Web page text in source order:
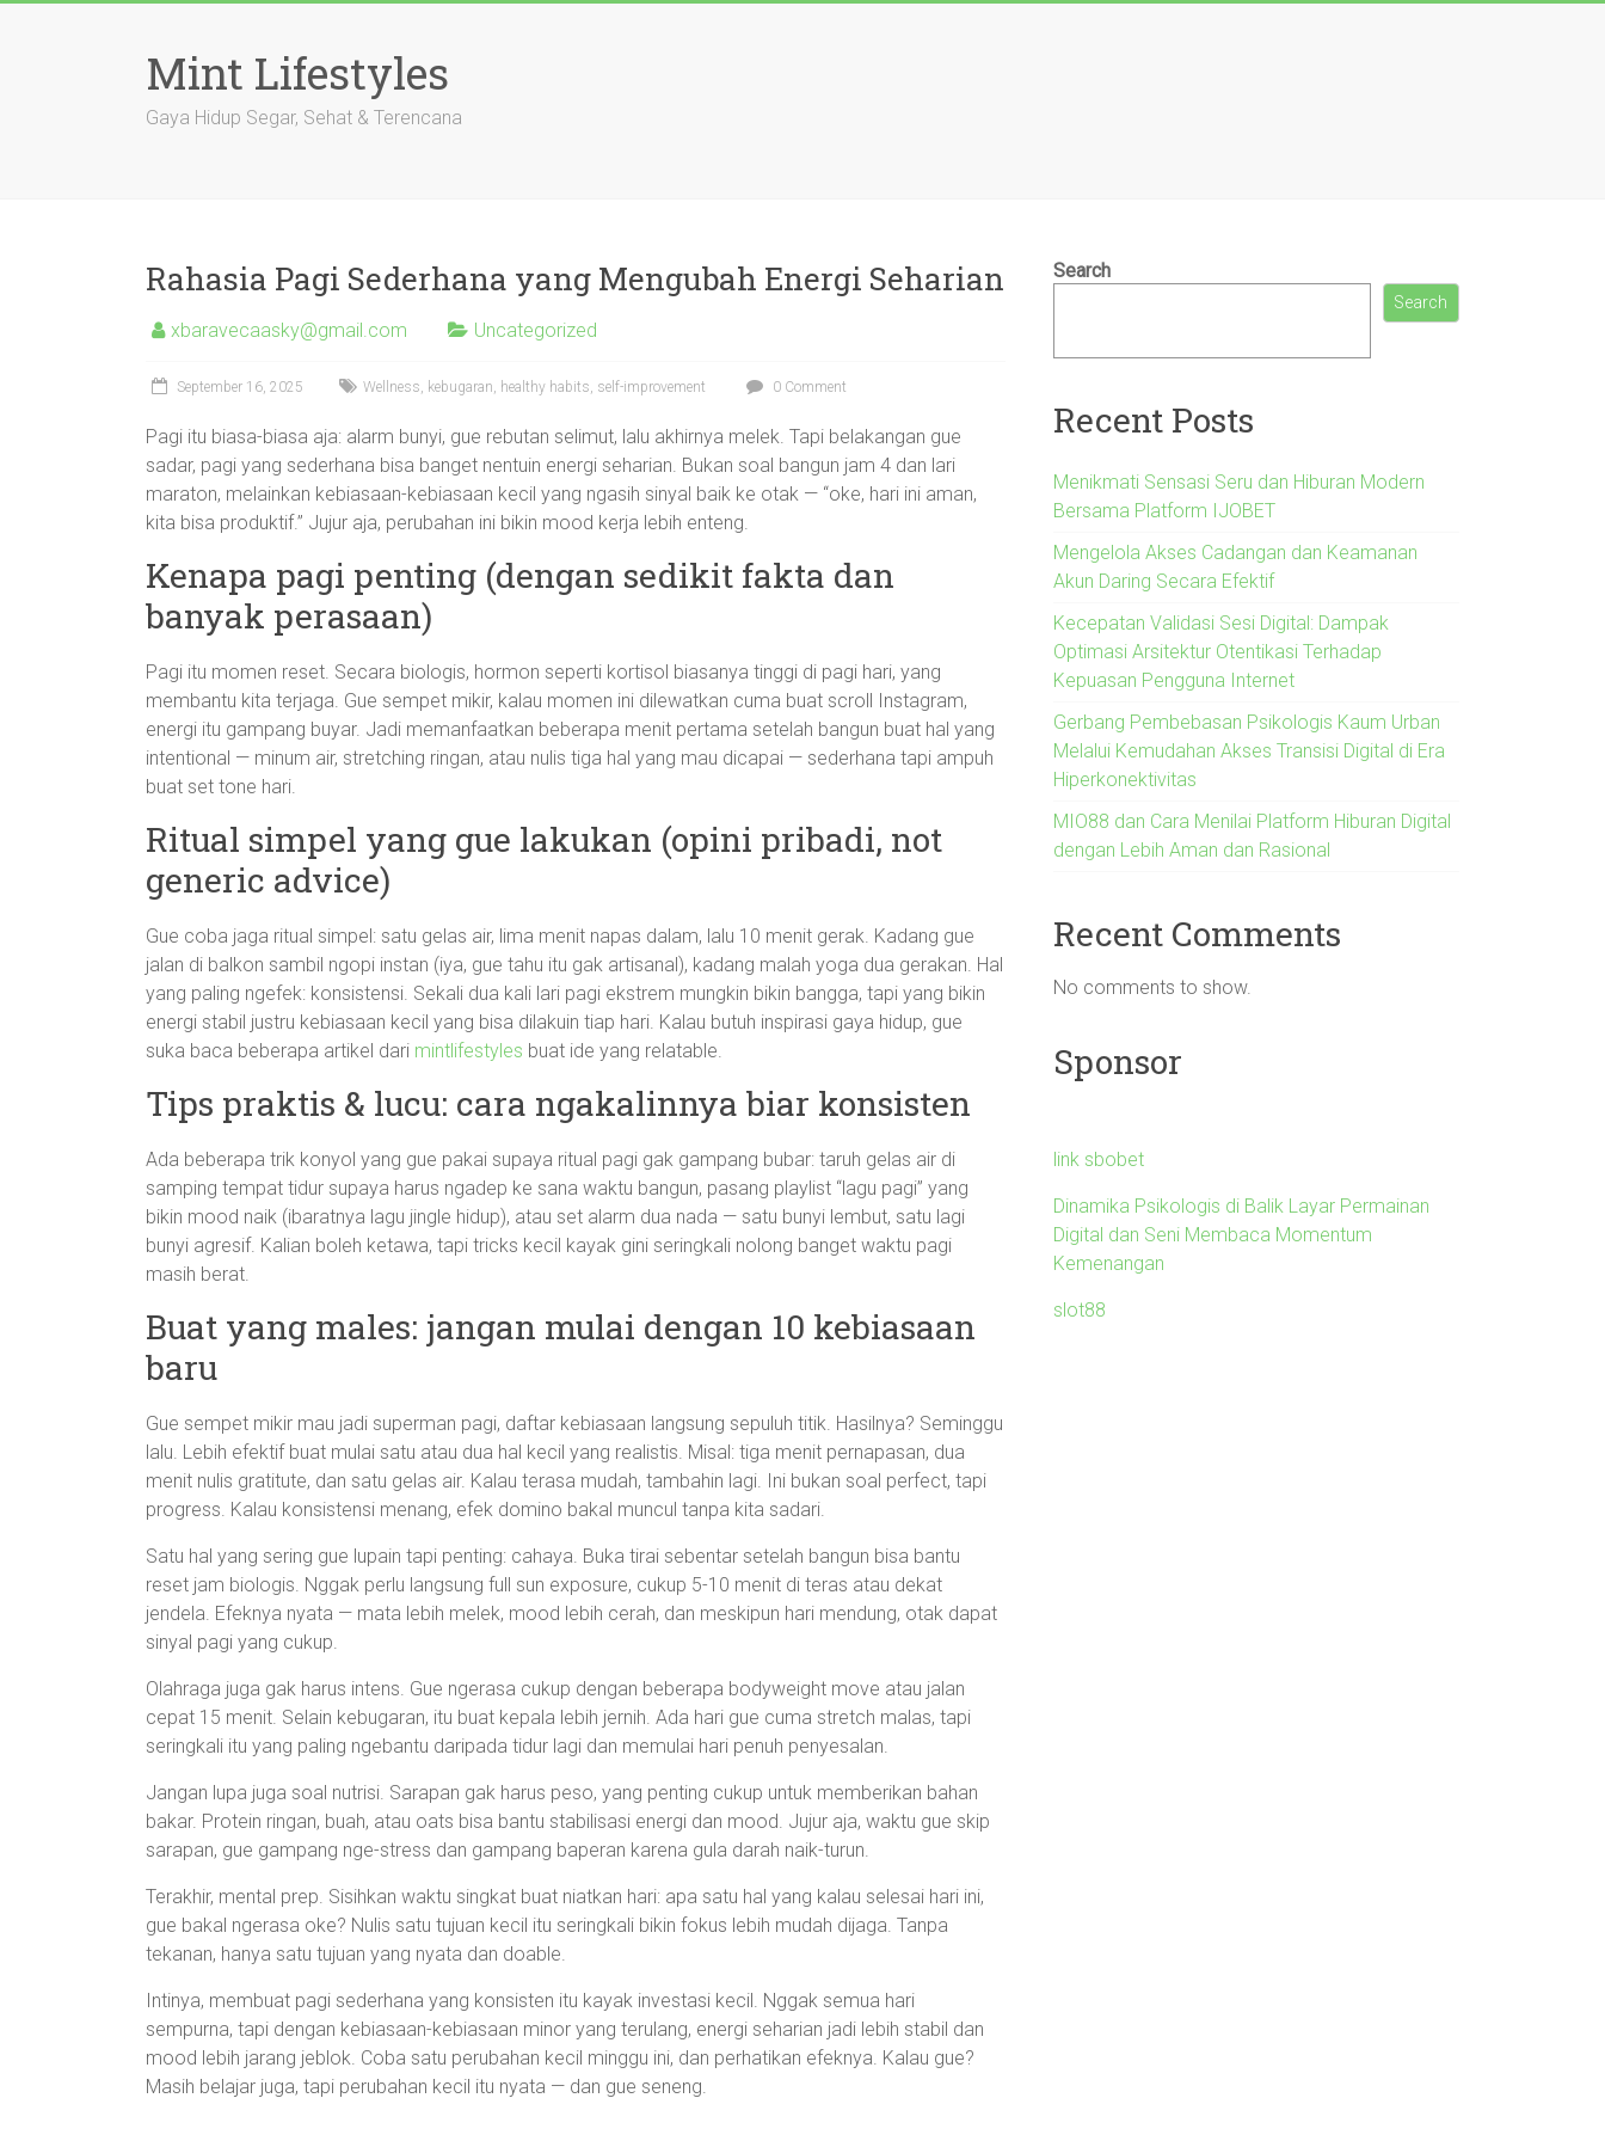
Mint Lifestyles
Gaya Hidup Segar, Sehat & Terencana
Rahasia Pagi Sederhana yang Mengubah Energi Seharian
xbaravecaasky@gmail.com Uncategorized
September 16, 2025 Wellness, kebugaran, healthy habits, self-improvement 0 Comment
Pagi itu biasa-biasa aja: alarm bunyi, gue rebutan selimut, lalu akhirnya melek. Tapi belakangan gue
sadar, pagi yang sederhana bisa banget nentuin energi seharian. Bukan soal bangun jam 4 dan lari
maraton, melainkan kebiasaan-kebiasaan kecil yang ngasih sinyal baik ke otak — “oke, hari ini aman,
kita bisa produktif.” Jujur aja, perubahan ini bikin mood kerja lebih enteng.
Kenapa pagi penting (dengan sedikit fakta dan
banyak perasaan)
Pagi itu momen reset. Secara biologis, hormon seperti kortisol biasanya tinggi di pagi hari, yang
membantu kita terjaga. Gue sempet mikir, kalau momen ini dilewatkan cuma buat scroll Instagram,
energi itu gampang buyar. Jadi memanfaatkan beberapa menit pertama setelah bangun buat hal yang
intentional — minum air, stretching ringan, atau nulis tiga hal yang mau dicapai — sederhana tapi ampuh
buat set tone hari.
Ritual simpel yang gue lakukan (opini pribadi, not
generic advice)
Gue coba jaga ritual simpel: satu gelas air, lima menit napas dalam, lalu 10 menit gerak. Kadang gue
jalan di balkon sambil ngopi instan (iya, gue tahu itu gak artisanal), kadang malah yoga dua gerakan. Hal
yang paling ngefek: konsistensi. Sekali dua kali lari pagi ekstrem mungkin bikin bangga, tapi yang bikin
energi stabil justru kebiasaan kecil yang bisa dilakuin tiap hari. Kalau butuh inspirasi gaya hidup, gue
suka baca beberapa artikel dari mintlifestyles buat ide yang relatable.
Tips praktis & lucu: cara ngakalinnya biar konsisten
Ada beberapa trik konyol yang gue pakai supaya ritual pagi gak gampang bubar: taruh gelas air di
samping tempat tidur supaya harus ngadep ke sana waktu bangun, pasang playlist “lagu pagi” yang
bikin mood naik (ibaratnya lagu jingle hidup), atau set alarm dua nada — satu bunyi lembut, satu lagi
bunyi agresif. Kalian boleh ketawa, tapi tricks kecil kayak gini seringkali nolong banget waktu pagi
masih berat.
Buat yang males: jangan mulai dengan 10 kebiasaan
baru
Gue sempet mikir mau jadi superman pagi, daftar kebiasaan langsung sepuluh titik. Hasilnya? Seminggu
lalu. Lebih efektif buat mulai satu atau dua hal kecil yang realistis. Misal: tiga menit pernapasan, dua
menit nulis gratitute, dan satu gelas air. Kalau terasa mudah, tambahin lagi. Ini bukan soal perfect, tapi
progress. Kalau konsistensi menang, efek domino bakal muncul tanpa kita sadari.
Satu hal yang sering gue lupain tapi penting: cahaya. Buka tirai sebentar setelah bangun bisa bantu
reset jam biologis. Nggak perlu langsung full sun exposure, cukup 5-10 menit di teras atau dekat
jendela. Efeknya nyata — mata lebih melek, mood lebih cerah, dan meskipun hari mendung, otak dapat
sinyal pagi yang cukup.
Olahraga juga gak harus intens. Gue ngerasa cukup dengan beberapa bodyweight move atau jalan
cepat 15 menit. Selain kebugaran, itu buat kepala lebih jernih. Ada hari gue cuma stretch malas, tapi
seringkali itu yang paling ngebantu daripada tidur lagi dan memulai hari penuh penyesalan.
Jangan lupa juga soal nutrisi. Sarapan gak harus peso, yang penting cukup untuk memberikan bahan
bakar. Protein ringan, buah, atau oats bisa bantu stabilisasi energi dan mood. Jujur aja, waktu gue skip
sarapan, gue gampang nge-stress dan gampang baperan karena gula darah naik-turun.
Terakhir, mental prep. Sisihkan waktu singkat buat niatkan hari: apa satu hal yang kalau selesai hari ini,
gue bakal ngerasa oke? Nulis satu tujuan kecil itu seringkali bikin fokus lebih mudah dijaga. Tanpa
tekanan, hanya satu tujuan yang nyata dan doable.
Intinya, membuat pagi sederhana yang konsisten itu kayak investasi kecil. Nggak semua hari
sempurna, tapi dengan kebiasaan-kebiasaan minor yang terulang, energi seharian jadi lebih stabil dan
mood lebih jarang jeblok. Coba satu perubahan kecil minggu ini, dan perhatikan efeknya. Kalau gue?
Masih belajar juga, tapi perubahan kecil itu nyata — dan gue seneng.
Search
Search
Recent Posts
Menikmati Sensasi Seru dan Hiburan Modern
Bersama Platform IJOBET
Mengelola Akses Cadangan dan Keamanan
Akun Daring Secara Efektif
Kecepatan Validasi Sesi Digital: Dampak
Optimasi Arsitektur Otentikasi Terhadap
Kepuasan Pengguna Internet
Gerbang Pembebasan Psikologis Kaum Urban
Melalui Kemudahan Akses Transisi Digital di Era
Hiperkonektivitas
MIO88 dan Cara Menilai Platform Hiburan Digital
dengan Lebih Aman dan Rasional
Recent Comments
No comments to show.
Sponsor
link sbobet
Dinamika Psikologis di Balik Layar Permainan
Digital dan Seni Membaca Momentum
Kemenangan
slot88